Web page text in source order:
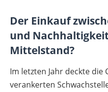
Der Einkauf
und
Mittelstand?
Im letzten Jahr deckte die
verankerten